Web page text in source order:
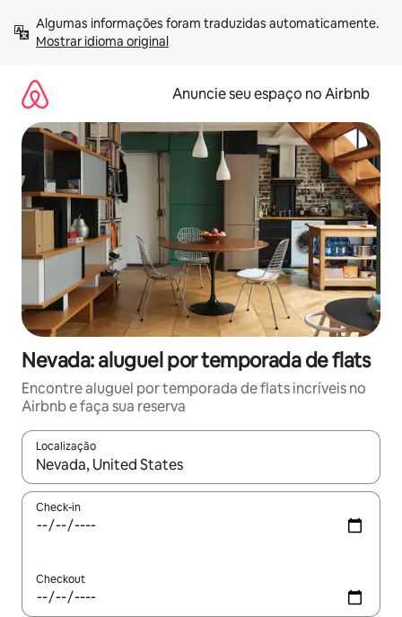
para
Mostrar idioma original
Anuncie seu espaço no Airbnb
Nevada: aluguel por temporada de flats
Encontre aluguel por temporada de flats incríveis no
Airbnb e faça sua reserva
Localização
Quando os resultados estiverem disponíveis, explore-os
Check-in
Checkout